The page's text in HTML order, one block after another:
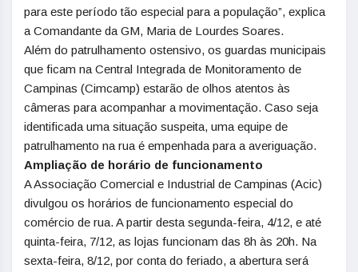
para este período tão especial para a população”, explica
a Comandante da GM, Maria de Lourdes Soares.
Além do patrulhamento ostensivo, os guardas municipais
que ficam na Central Integrada de Monitoramento de
Campinas (Cimcamp) estarão de olhos atentos às
câmeras para acompanhar a movimentação. Caso seja
identificada uma situação suspeita, uma equipe de
patrulhamento na rua é empenhada para a averiguação.
Ampliação de horário de funcionamento
A Associação Comercial e Industrial de Campinas (Acic)
divulgou os horários de funcionamento especial do
comércio de rua. A partir desta segunda-feira, 4/12, e até
quinta-feira, 7/12, as lojas funcionam das 8h às 20h. Na
sexta-feira, 8/12, por conta do feriado, a abertura será